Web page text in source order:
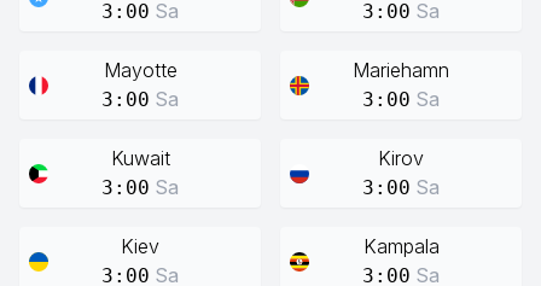
3:00 Sa 3:00 Sa
Mayotte
3:00 Sa
Mariehamn
3:00 Sa
Kuwait
3:00 Sa
Kirov
3:00 Sa
Kiev
3:00 Sa
Kampala
3:00 Sa